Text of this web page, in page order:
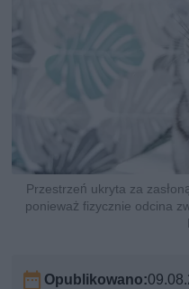
Przestrzeń ukryta za
ponieważ fizycznie odcina
Opublikowano: